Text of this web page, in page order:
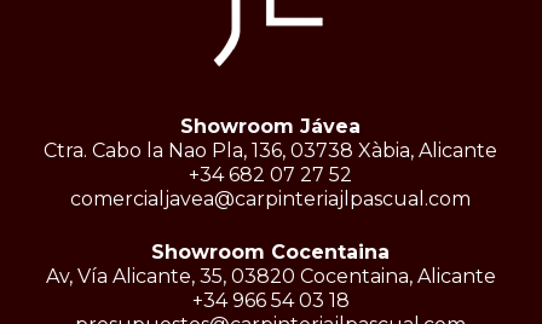
Showroom Jávea
Ctra. Cabo la Nao Pla, 136, 03738 Xàbia, Alicante
+34 682 07 27 52
comercialjavea@carpinteriajlpascual.com
Showroom Cocentaina
Av, Vía Alicante, 35, 03820 Cocentaina, Alicante
+34 966 54 03 18